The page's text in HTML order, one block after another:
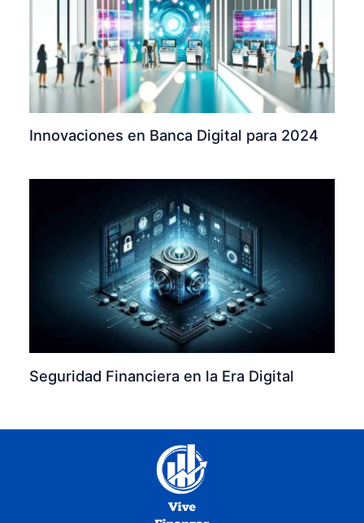
Innovaciones en Banca Digital para 2024
Seguridad Financiera en la Era Digital